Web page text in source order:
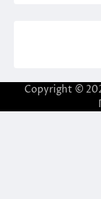
Copyright ©